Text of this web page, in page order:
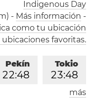
Indigenous Day
- Más información -
como tu ubicación
ubicaciones favoritas.
Tokio
23:48
Pekín
22:48
Londres
más